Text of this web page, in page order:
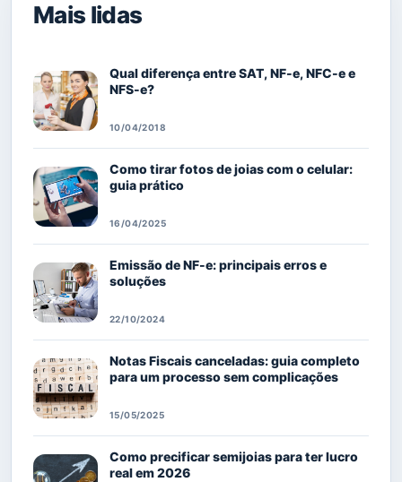
Mais lidas
Qual diferença entre SAT, NF-e, NFC-e e
NFS-e?
10/04/2018
Como tirar fotos de joias com o celular:
guia prático
16/04/2025
Emissão de NF-e: principais erros e
soluções
22/10/2024
Notas Fiscais canceladas: guia completo
para um processo sem complicações
15/05/2025
Como precificar semijoias para ter lucro
real em 2026